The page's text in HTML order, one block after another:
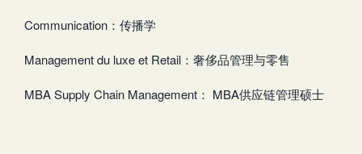
Communication：传播学
Management du luxe et Retail：奢侈品管理与零售
MBA Supply Chain Management： MBA供应链管理硕士